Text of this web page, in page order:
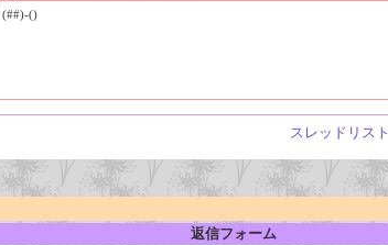
(##)-()
スレッドリスト
返信フォーム